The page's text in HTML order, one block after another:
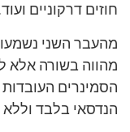
חוזים דרקוניים ועוד.
מהעבר השני
מהווה בשורה אלא
הסמינרים
הנדסאי בלבד